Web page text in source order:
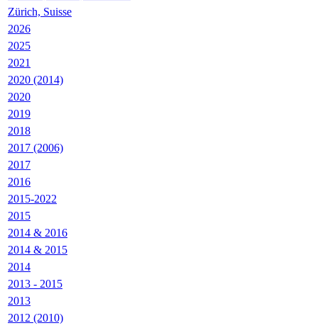
Zürich, Suisse
2026
2025
2021
2020 (2014)
2020
2019
2018
2017 (2006)
2017
2016
2015-2022
2015
2014 & 2016
2014 & 2015
2014
2013 - 2015
2013
2012 (2010)